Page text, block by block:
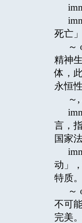
死亡
～
精神
体，
永恒
～,
言，
国家
动」
特质。
～
不可
完美